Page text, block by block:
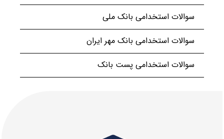
سوالات استخدامی بانک ملی
سوالات استخدامی بانک مهر ایران
سوالات استخدامی پست بانک